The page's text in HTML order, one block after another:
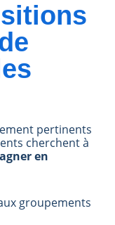
pertinents
cherchent à
en
groupements